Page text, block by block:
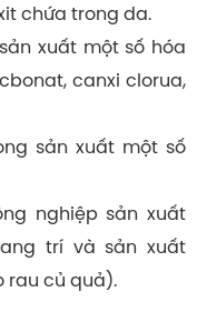
chứa trong da.
xuất một số hóa
canxi clorua,
sản xuất một số
nghiệp sản xuất
trí và sản xuất
rau củ quả).